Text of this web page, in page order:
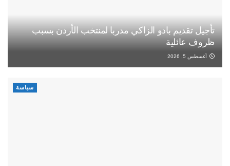
تأجيل تقديم بادو الزاكي مدربا لمنتخب الأردن بسبب
ظروف عائلية
أغسطس 5, 2026
سياسة